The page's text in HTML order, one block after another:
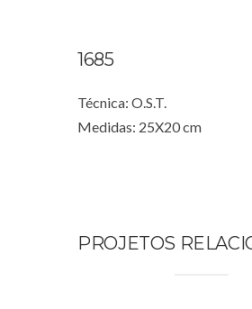
1685
Técnica: O.S.T.
Medidas: 25X20 cm
PROJETOS